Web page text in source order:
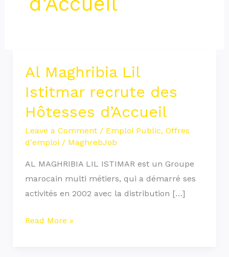
Al Maghribia Lil
Istitmar recrute des
Hôtesses d’Accueil
Leave a Comment / Emploi Public, Offres
d'emploi / MaghrebJob
AL MAGHRIBIA LIL ISTIMAR est un Groupe
marocain multi métiers, qui a démarré ses
activités en 2002 avec la distribution […]
Al
Lil
Istitmar
recrute
des
Read More »